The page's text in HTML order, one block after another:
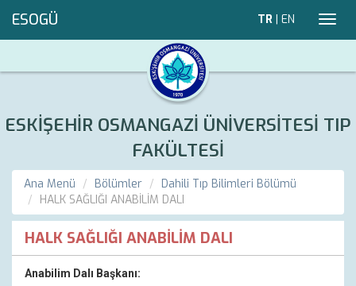
ESOGÜ TR | EN
ESKİŞEHİR OSMANGAZİ ÜNİVERSİTESİ TIP
FAKÜLTESİ
Ana Menü Bölümler
Dahili Tıp Bilimleri Bölümü
HALK SAĞLIĞI ANABİLİM DALI
HALK SAĞLIĞI ANABİLİM DALI
Anabilim Dalı Başkanı: